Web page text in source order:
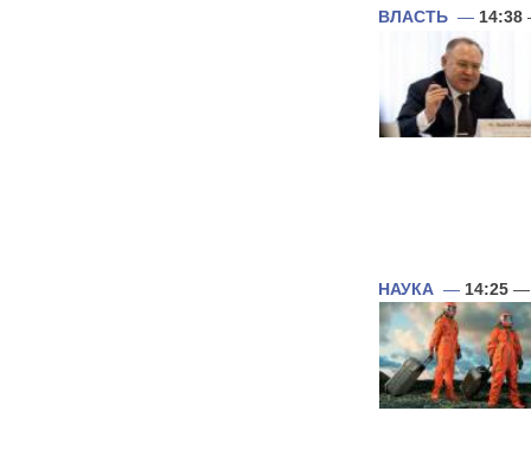
ВЛАСТЬ — 14:38
НАУКА — 14:25 —